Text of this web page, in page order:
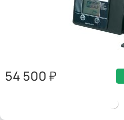
54 500